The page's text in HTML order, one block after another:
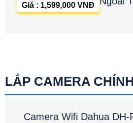
Giá : 1,599,000 VNĐ
LẮP CAMERA
Camera Wifi Dahua DH-